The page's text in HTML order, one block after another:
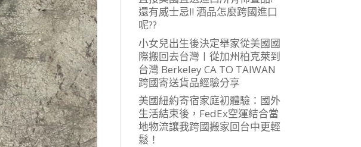
還有威士忌!! 酒品怎麼跨國進口
呢??
小女兒出生後決定舉家從美國國
際搬回去台灣〡從加州柏克萊到
台灣 Berkeley CA TO TAIWAN
跨國寄送貨品經驗分享
美國紐約寄宿家庭初體驗：國外
生活結束後，FedEx空運結合當
地物流讓我跨國搬家回台中更輕
鬆！